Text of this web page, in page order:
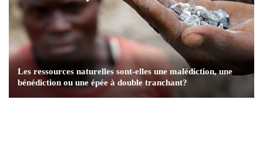
Les ressources naturelles sont-elles une malédiction, une
bénédiction ou une épée à double tranchant?